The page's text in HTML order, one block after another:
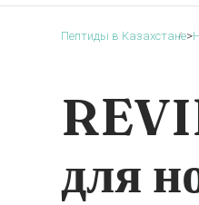
Пептиды в Казахстане>
для